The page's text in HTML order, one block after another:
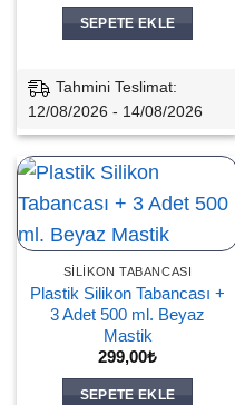
199,00₺.
SEPETE EKLE
Tahmini Teslimat:
12/08/2026 - 14/08/2026
SILIKON TABANCASI
Plastik Silikon Tabancası +
3 Adet 500 ml. Beyaz
Mastik
299,00₺
SEPETE EKLE